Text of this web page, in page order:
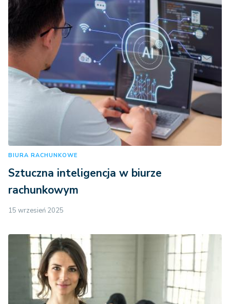
BIURA RACHUNKOWE
Sztuczna inteligencja w biurze
rachunkowym
15 wrzesień 2025